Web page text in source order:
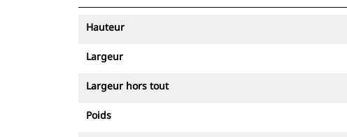
Hauteur
Largeur
Largeur hors tout
Poids